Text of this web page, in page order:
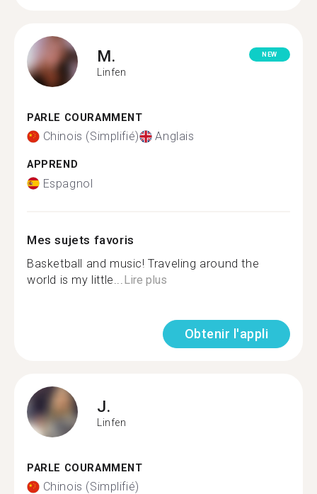
M.
Linfen
NEW
PARLE COURAMMENT
Chinois (Simplifié) Anglais
APPREND
Espagnol
Mes sujets favoris
Basketball and music! Traveling around the
world is my little... Lire plus
Obtenir l'appli
J.
Linfen
PARLE COURAMMENT
Chinois (Simplifié)